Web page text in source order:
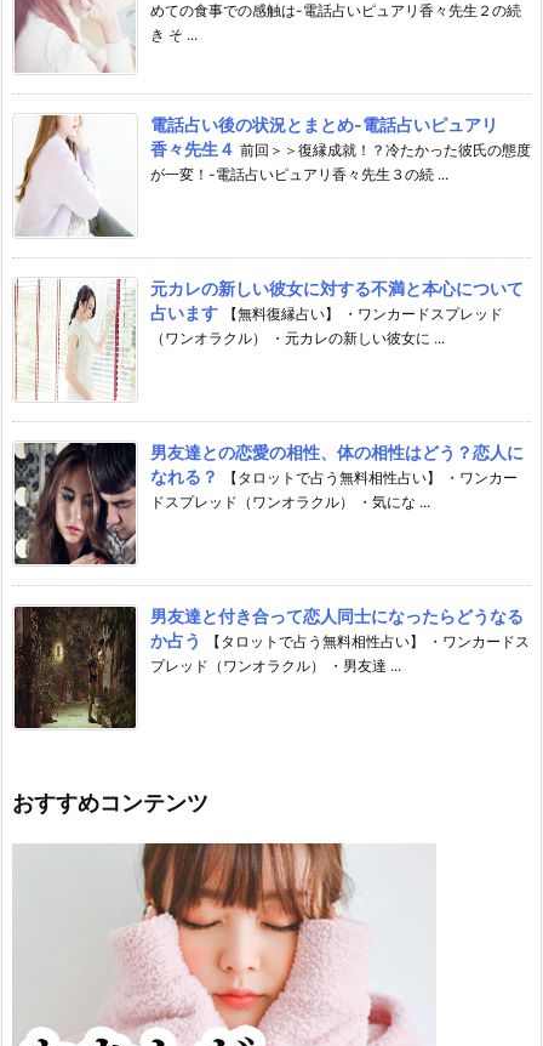
めての食事での感触は-電話占いピュアリ香々先生２の続
き そ ...
電話占い後の状況とまとめ-電話占いピュアリ
香々先生４ 前回＞＞復縁成就！？冷たかった彼氏の態度
が一変！-電話占いピュアリ香々先生３の続 ...
元カレの新しい彼女に対する不満と本心について
占います
【無料復縁占い】 ・ワンカードスプレッド
（ワンオラクル） ・元カレの新しい彼女に ...
男友達との恋愛の相性、体の相性はどう？恋人に
なれる？
【タロットで占う無料相性占い】 ・ワンカー
ドスプレッド（ワンオラクル） ・気にな ...
男友達と付き合って恋人同士になったらどうなる
か占う
【タロットで占う無料相性占い】 ・ワンカードス
プレッド（ワンオラクル） ・男友達 ...
おすすめコンテンツ